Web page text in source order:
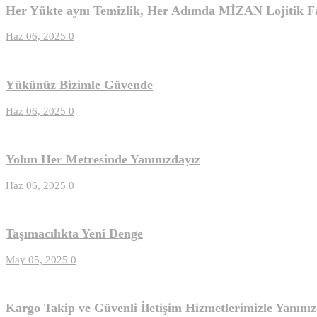
Her Yükte aynı Temizlik, Her Adımda MİZAN Lojitik
Haz 06, 2025 0
Yükünüz Bizimle Güvende
Haz 06, 2025 0
Yolun Her Metresinde Yanınızdayız
Haz 06, 2025 0
Taşımacılıkta Yeni Denge
May 05, 2025 0
Kargo Takip ve Güvenli İletişim Hizmetlerimizle